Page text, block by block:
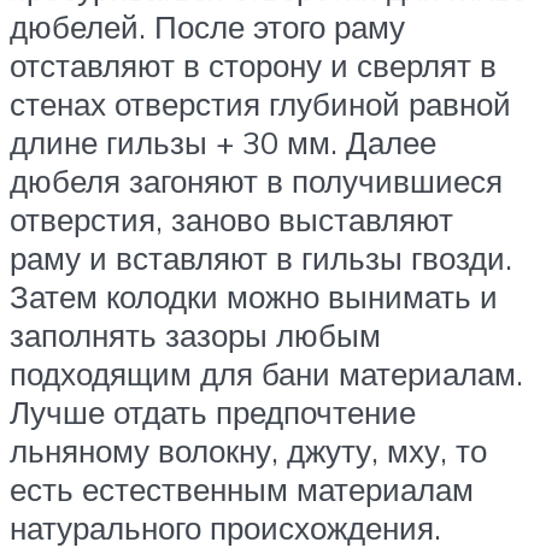
дюбелей. После этого раму
отставляют в сторону и сверлят в
стенах отверстия глубиной равной
длине гильзы + 30 мм. Далее
дюбеля загоняют в получившиеся
отверстия, заново выставляют
раму и вставляют в гильзы гвозди.
Затем колодки можно вынимать и
заполнять зазоры любым
подходящим для бани материалам.
Лучше отдать предпочтение
льняному волокну, джуту, мху, то
есть естественным материалам
натурального происхождения.